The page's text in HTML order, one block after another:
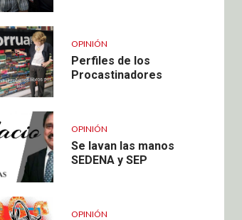
OPINIÓN
Perfiles de los
Procastinadores
OPINIÓN
Se lavan las manos
SEDENA y SEP
OPINIÓN